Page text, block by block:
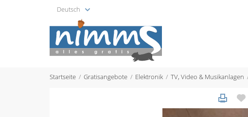
Deutsch
Startseite Gratisangebote Elektronik TV, Video & Musikanlagen